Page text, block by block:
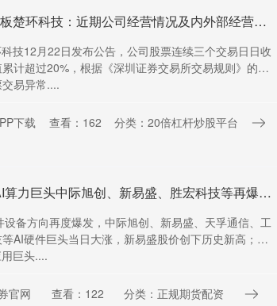
鑫配网配资 2连板楚环科技：近期公司经营情况及内外部经营环境未发生重大变化
技12月22日发布公告，公司股票连续三个交易日日收
计超过20%，根据《深圳证券交易所交易规则》的有
易异常....
下载 查看：162 分类：20倍杠杆炒股平台
祥乾配资官网 AI算力巨头中际旭创、新易盛、胜宏科技等再爆发！港股AI应用何时启动？
设备方向再度爆发，中际旭创、新易盛、天孚通信、工
AI硬件巨头当日大涨，新易盛股价创下历史新高；相
巨头....
官网 查看：122 分类：正规期货配资